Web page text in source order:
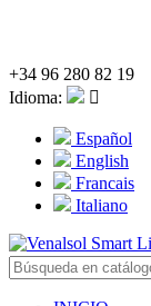
+34 96 280 82 19
Idioma:

Español
English
Francais
Italiano